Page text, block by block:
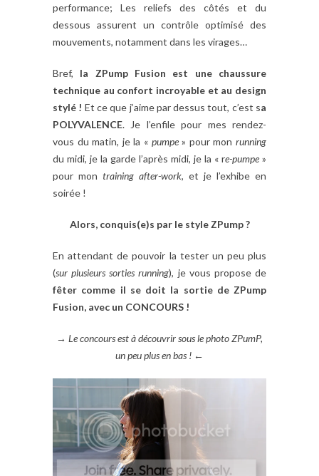
performance; Les reliefs des côtés et du
dessous assurent un contrôle optimisé des
mouvements, notamment dans les virages…
Bref, la
ZPump Fusion est une chaussure
technique au confort incroyable et au design
stylé ! Et ce que j’aime par dessus tout, c’est sa
POLYVALENCE. Je l’enfile pour mes rendez-
vous du matin, je la « pumpe» pour monrunning
du midi, je la garde l’après midi, je la « re-pumpe »
pour mon training after-work, et je l’exhibe en
soirée !
Alors, conquis(e)s par le style ZPump ?
En attendant de pouvoir la tester un peu plus
(sur plusieurs sorties running), je vous propose de
fêter comme il se doit la sortie de ZPump
Fusion, avec un CONCOURS !
→ Le concours est à découvrir sous le photo ZPumP,
un peu plus en bas ! ←